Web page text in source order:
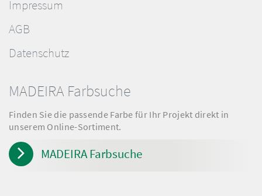
Impressum
AGB
Datenschutz
MADEIRA Farbsuche
Finden Sie die passende Farbe für Ihr Projekt direkt in
unserem Online-Sortiment.
MADEIRA Farbsuche